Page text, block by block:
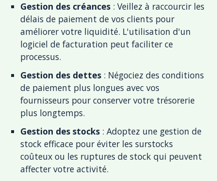
Gestion des créances : Veillez à raccourcir les
délais de paiement de vos clients pour
améliorer votre liquidité. L'utilisation d'un
logiciel de facturation peut faciliter ce
processus.
Gestion des dettes : Négociez des conditions
de paiement plus longues avec vos
fournisseurs pour conserver votre trésorerie
plus longtemps.
Gestion des stocks : Adoptez une gestion de
stock efficace pour éviter les surstocks
coûteux ou les ruptures de stock qui peuvent
affecter votre activité.